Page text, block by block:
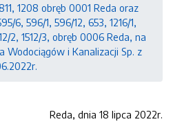
1208 obręb 0001 Reda oraz
6, 596/1, 596/12, 653, 1216/1,
2, 1512/3, obręb 0006 Reda, na
Wodociągów i Kanalizacji Sp. z
Reda, dnia 18 lipca 2022r.